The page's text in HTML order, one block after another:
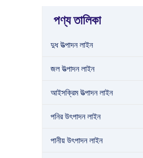
পণ্য তালিকা
দুধ উত্পাদন লাইন
জল উত্পাদন লাইন
আইসক্রিম উত্পাদন লাইন
পনির উৎপাদন লাইন
পানীয় উৎপাদন লাইন